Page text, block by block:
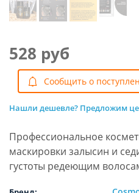
528 руб
Cообщить о
Нашли дешевле? Предложим
Профессиональное
маскировки залысин и
густоты редеющим